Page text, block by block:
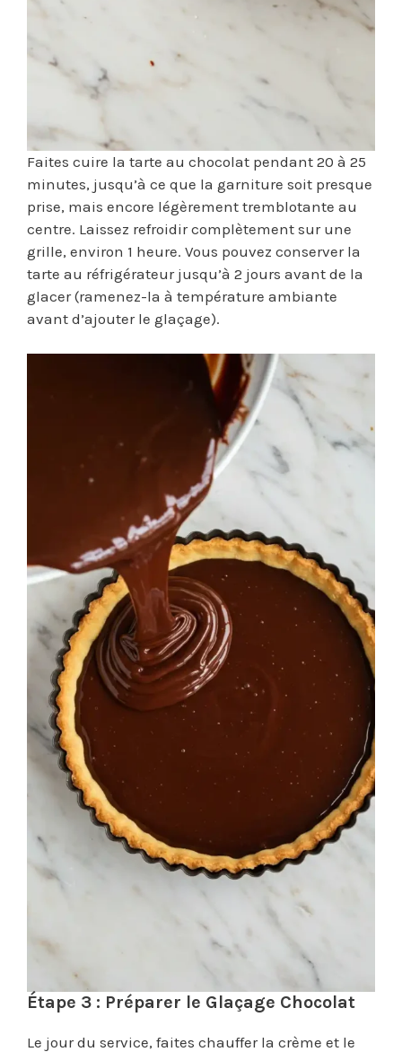
Faites cuire la tarte au chocolat pendant 20 à 25
minutes, jusqu’à ce que la garniture soit presque
prise, mais encore légèrement tremblotante au
centre. Laissez refroidir complètement sur une
grille, environ 1 heure. Vous pouvez conserver la
tarte au réfrigérateur jusqu’à 2 jours avant de la
glacer (ramenez-la à température ambiante
avant d’ajouter le glaçage).
Étape 3 : Préparer le Glaçage Chocolat
Le jour du service, faites chauffer la crème et le